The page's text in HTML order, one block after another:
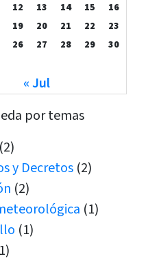
12 13 14 15
16
19 20 21 22
23
26 27 28 29
30
« Jul
por temas
(2)
y Decretos (2)
(2)
(1)
(1)